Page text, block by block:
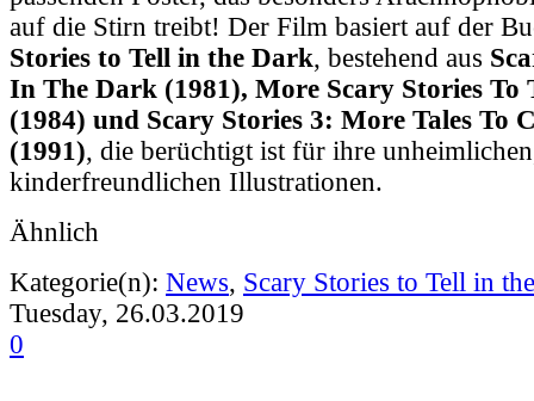
auf die Stirn treibt! Der Film basiert auf der
Stories to Tell in the Dark, bestehend aus
In The Dark (1981), More Scary Stories To
(1984) und Scary Stories 3: More Tales To
(1991), die berüchtigt ist für ihre
kinderfreundlichen Illustrationen.
Ähnlich
Kategorie(n): News, Scary Stories to Tell in
Tuesday, 26.03.2019
0